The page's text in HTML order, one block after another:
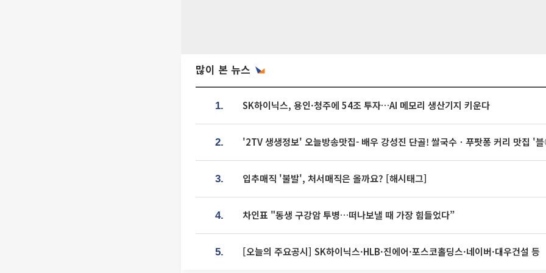
많이 본 뉴스
1. SK하이닉스, 용인·청주에 54조 투자…AI 메모리 생산기지 키운다
2. '2TV 생생정보' 오늘방송맛집- 배우 강성진 단골! 쌀국수ㆍ푸팟퐁 커리 맛
3. 입추매직 '불발', 처서매직은 올까요? [해시태그]
4. 차인표 "동생 구강암 투병…떠나보낼 때 가장 힘들었다”
5. [오늘의 주요공시] SK하이닉스·HLB·진에어·포스코홀딩스·네이버·대우건설 등